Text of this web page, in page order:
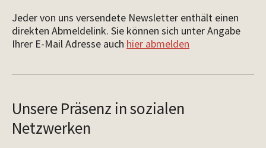
Jeder von uns versendete Newsletter enthält einen
direkten Abmeldelink. Sie können sich unter Angabe
Ihrer E-Mail Adresse auch hier abmelden
Unsere Präsenz in sozialen
Netzwerken